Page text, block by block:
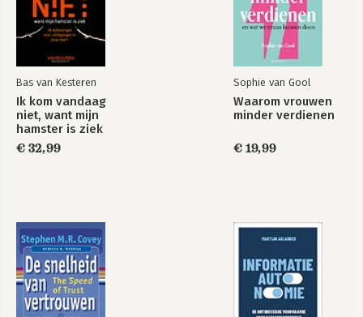
Bas van Kesteren
Ik kom vandaag
niet, want mijn
hamster is ziek
€ 32,99
Sophie van Gool
Waarom vrouwen
minder verdienen
€ 19,99